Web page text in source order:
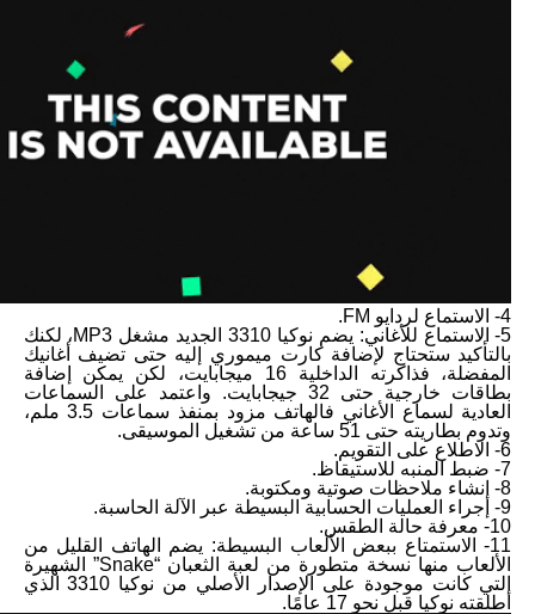
4- الاستماع لردايو FM.
5- الاستماع للأغاني: يضم نوكيا 3310 الجديد مشغل MP3، لكنك
بالتأكيد ستحتاج لإضافة كارت ميموري إليه حتى تضيف أغانيك
المفضلة، فذاكرته الداخلية 16 ميجابايت، لكن يمكن إضافة
بطاقات خارجية حتى 32 جيجابايت. واعتمد على السماعات
العادية لسماع الأغاني فالهاتف مزود بمنفذ سماعات 3.5 ملم،
وتدوم بطاريته حتى 51 ساعة من تشغيل الموسيقى.
6- الاطلاع على التقويم.
7- ضبط المنبه للاستيقاظ.
8- إنشاء ملاحظات صوتية ومكتوبة.
9- إجراء العمليات الحسابية البسيطة عبر الآلة الحاسبة.
10- معرفة حالة الطقس.
11- الاستمتاع ببعض الألعاب البسيطة: يضم الهاتف القليل من
الألعاب منها نسخة متطورة من لعبة الثعبان “Snake” الشهيرة
التي كانت موجودة على الإصدار الأصلي من نوكيا 3310 الذي
أطلقته نوكيا قبل نحو 17 عامًا.